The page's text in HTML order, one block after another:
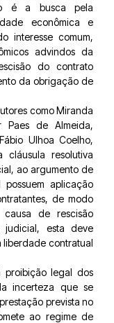
é a busca pela
econômica e
interesse comum,
advindos da
do contrato
da obrigação de
como Miranda
Paes de Almeida,
Ulhoa Coelho,
resolutiva
ao argumento de
aplicação
de modo
de rescisão
esta deve
liberdade contratual
proibição legal dos
incerteza que se
prevista no
ao regime de